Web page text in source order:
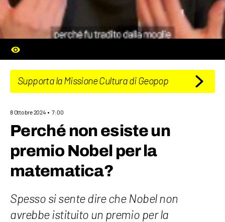
Supporta la Missione Cultura di Geopop
8 Ottobre 2024 7:00
Perché non esiste un
premio Nobel per la
matematica?
Spesso si sente dire che Nobel non
avrebbe istituito un premio per la